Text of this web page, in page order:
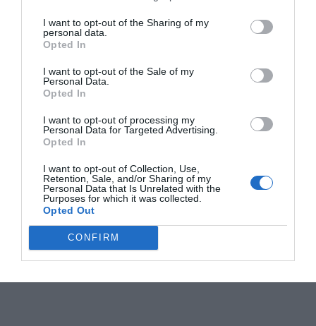
I want to opt-out of the Sharing of my
personal data.
Opted In
I want to opt-out of the Sale of my
Personal Data.
Opted In
I want to opt-out of processing my
Personal Data for Targeted Advertising.
Opted In
I want to opt-out of Collection, Use,
Retention, Sale, and/or Sharing of my
Personal Data that Is Unrelated with the
Purposes for which it was collected.
Opted Out
CONFIRM